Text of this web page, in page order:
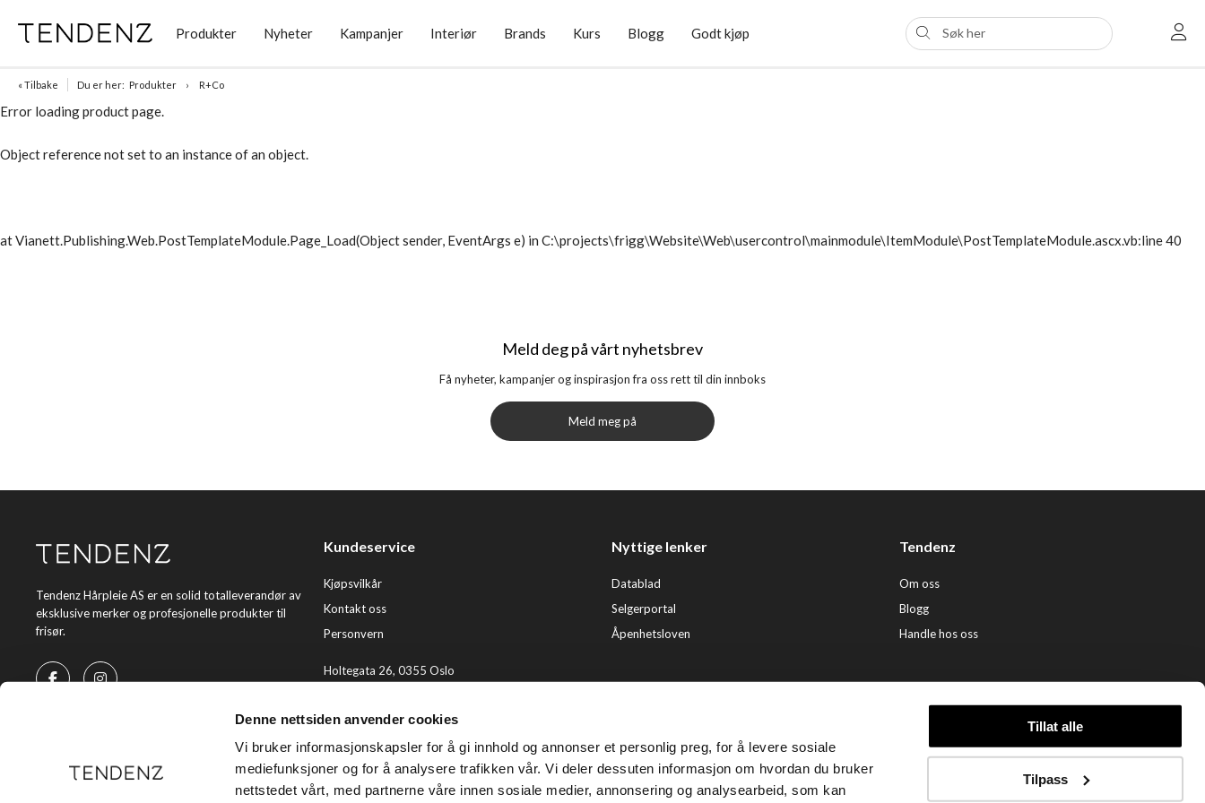
Denne nettsiden anvender cookies
Vi bruker informasjonskapsler for å gi innhold og annonser et personlig preg, for å levere sosiale
mediefunksjoner og for å analysere trafikken vår. Vi deler dessuten informasjon om hvordan du bruker
nettstedet vårt, med partnerne våre innen sosiale medier, annonsering og analysearbeid, som kan
Tillat alle
Tilpass
Produkter Nyheter Kampanjer Interiør Brands Kurs Blogg Godt kjøp
« Tilbake Du er her: Produkter R+Co
Error loading product page.
Object reference not set to an instance of an object.
at Vianett.Publishing.Web.PostTemplateModule.Page_Load(Object sender, EventArgs e) in C:\projects\frigg\Website\Web\usercontrol\mainmodule\ItemModule\PostTemplateModule.ascx.vb:line 40
Meld deg på vårt nyhetsbrev
Få nyheter, kampanjer og inspirasjon fra oss rett til din innboks
Meld meg på
Tendenz Hårpleie AS er en solid totalleverandør av
eksklusive merker og profesjonelle produkter til
frisør.
Kundeservice
Kjøpsvilkår
Kontakt oss
Personvern
Holtegata 26, 0355 Oslo
E-post:kundeservice@tendenz.net
Nyttige lenker
Datablad
Selgerportal
Åpenhetsloven
Tendenz
Om oss
Blogg
Handle hos oss
© Tendenz Hårpleie AS (org. nr. 948 341 662) |Nettbutikk levert av Kréatif